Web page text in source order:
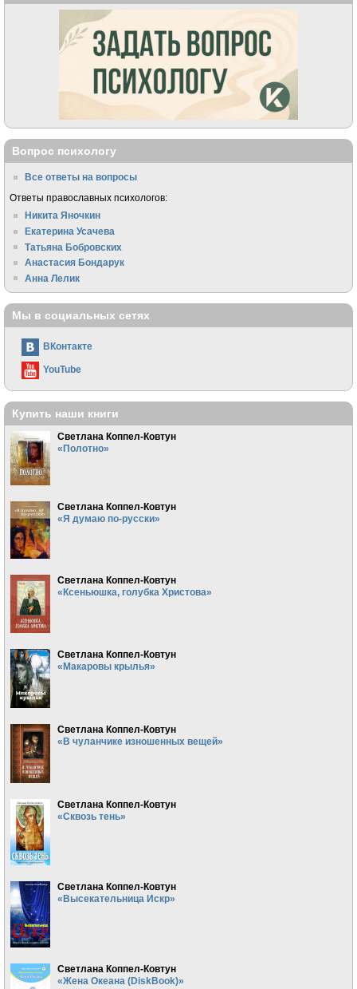
Вопрос психологу
Все ответы на вопросы
Ответы православных психологов:
Никита Яночкин
Екатерина Усачева
Татьяна Бобровских
Анастасия Бондарук
Анна Лелик
Мы в социальных сетях
ВКонтакте
YouTube
Купить наши книги
Светлана Коппел-Ковтун
«Полотно»
Светлана Коппел-Ковтун
«Я думаю по-русски»
Светлана Коппел-Ковтун
«Ксеньюшка, голубка Христова»
Светлана Коппел-Ковтун
«Макаровы крылья»
Светлана Коппел-Ковтун
«В чуланчике изношенных вещей»
Светлана Коппел-Ковтун
«Сквозь тень»
Светлана Коппел-Ковтун
«Высекательница Искр»
Светлана Коппел-Ковтун
«Жена Океана (DiskBook)»